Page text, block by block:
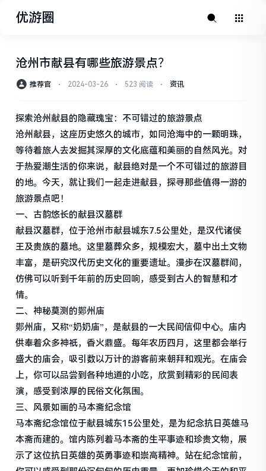
优游圈
沧州市献县有哪些旅游景点？
推荐官 ⋅ 2024-03-26 ⋅ 523 阅读 ⋅ 资讯
探索沧州献县的隐藏瑰宝：不可错过的旅游景点
沧州献县，这座历史悠久的城市，如同沧海中的一颗明珠，
等待着旅人去发掘其深厚的文化底蕴和美丽的自然风光。对
于热爱潮生活的你来说，献县绝对是一个不可错过的旅游目
的地。今天，就让我们一起走进献县，探寻那些值得一游的
旅游景点吧！
一、古韵悠长的献县汉墓群
献县汉墓群，位于沧州市献县城东7.5公里处，是汉代诸侯
王及贵族的墓地。这里墓葬众多，规模宏大，墓中出土文物
丰富，是研究汉代历史文化的重要遗址。漫步在汉墓群间，
仿佛可以听到千年前的历史回响，感受到古人的智慧和才
情。
二、神秘莫测的鄚州庙
鄚州庙，又称“奶奶庙”，是献县的一大民间信仰中心。庙内
供奉着众多神祇，香火鼎盛。每年农历四月，这里都会举行
盛大的庙会，吸引数以万计的游客前来朝拜和观光。在庙会
上，你可以品尝到各种地道的小吃，欣赏到精彩的民间表
演，感受到浓厚的民俗文化氛围。
三、风景如画的马本斋纪念馆
马本斋纪念馆位于献县城东15公里处，是为纪念抗日英雄马
本斋而建的。馆内陈列着马本斋的生平事迹和珍贵文物，展
示了这位抗日英雄的英勇事迹和崇高精神。站在纪念馆前，